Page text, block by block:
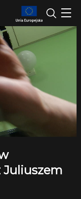
Juliuszem